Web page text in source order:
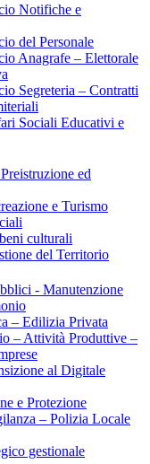
Notifiche e
del Personale
Anagrafe – Elettorale
Segreteria – Contratti
Sociali Educativi e
ed
e Turismo
culturali
del Territorio
- Manutenzione
– Edilizia Privata
– Attività Produttive –
al Digitale
e Protezione
– Polizia Locale
gestionale